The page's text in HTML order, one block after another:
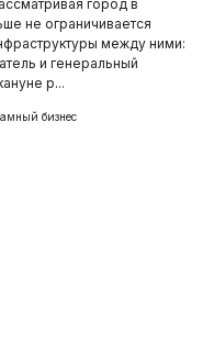
город в
не ограничивается
между ними:
и генеральный
р...
бизнес